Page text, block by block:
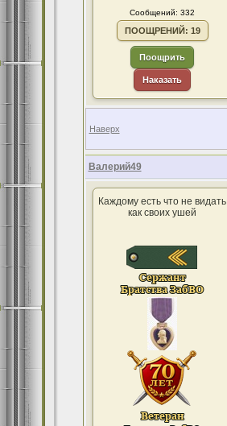
Сообщений: 332
ПООЩРЕНИЙ: 19
Поощрить
Наказать
Наверх
Валерий49
Каждому есть что не видать
как своих ушей